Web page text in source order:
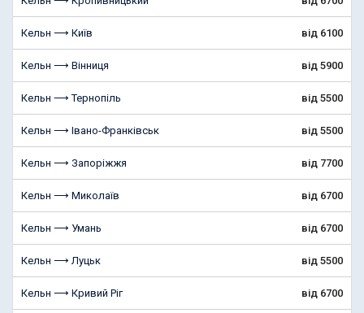
Кельн ⟶ Київ від 6100
Кельн ⟶ Вінниця від 5900
Кельн ⟶ Тернопіль від 5500
Кельн ⟶ Івано-Франківськ від 5500
Кельн ⟶ Запоріжжя від 7700
Кельн ⟶ Миколаїв від 6700
Кельн ⟶ Умань від 6700
Кельн ⟶ Луцьк від 5500
Кельн ⟶ Кривий Ріг від 6700